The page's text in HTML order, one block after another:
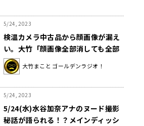
5/24, 2023
検温カメラ中古品から顔画像が漏え
い。大竹「顔画像全部消しても全部
消しても、どっかに残るんじゃな
い？？」
大竹まこと ゴールデンラジオ！
5/24, 2023
5/24(水)水谷加奈アナのヌード撮影
秘話が語られる！？メインディッシ